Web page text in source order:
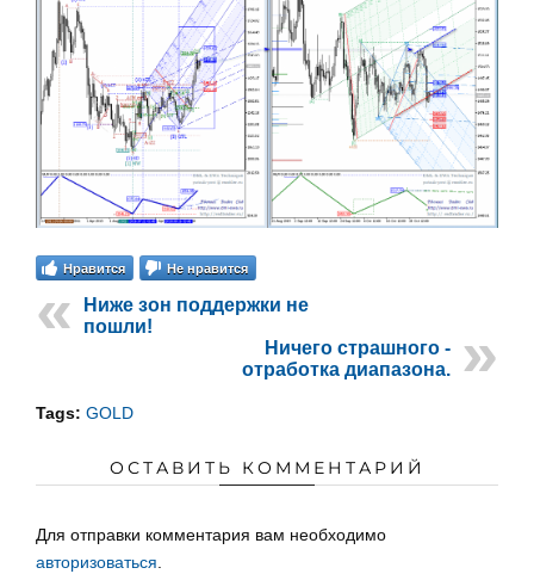
Нравится Не нравится
Ниже зон поддержки не
пошли!
Ничего страшного -
отработка диапазона.
Tags: GOLD
ОСТАВИТЬ КОММЕНТАРИЙ
Для отправки комментария вам необходимо
авторизоваться.